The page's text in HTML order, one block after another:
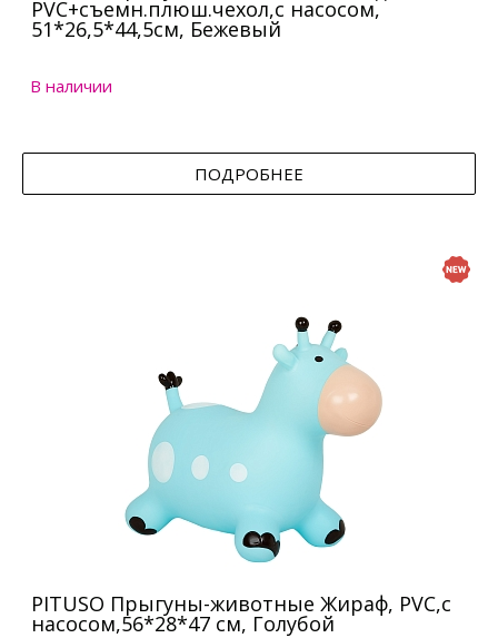
PVC+съемн.плюш.чехол,с насосом,
51*26,5*44,5см, Бежевый
В наличии
ПОДРОБНЕЕ
PITUSO Прыгуны-животные Жираф, PVC,с
насосом,56*28*47 см, Голубой